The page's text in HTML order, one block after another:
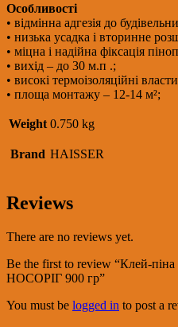
Особливості
• відмінна адгезія до
• низька усадка і вторинне
• міцна і надійна фіксація
• вихід – до 30 м.п .;
• високі термоізоляційні
• площа монтажу – 12-14 м²;
Weight 0.750 kg
Brand HAISSER
Reviews
There are no reviews yet.
Be the first to review “Клей-
НОСОРІГ 900 гр”
You must be logged in to post a